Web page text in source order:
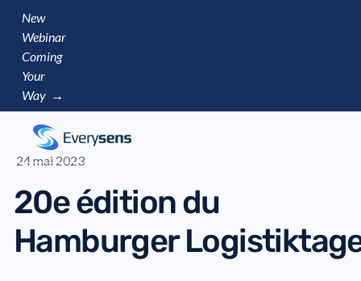
New
Webinar
Coming
Your
Way →
24 mai 2023
20e édition du
Hamburger